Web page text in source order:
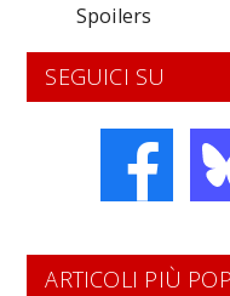
Spoilers
SEGUICI SU
ARTICOLI PIÙ